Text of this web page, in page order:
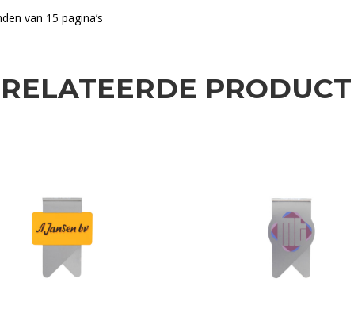
van 15 pagina’s